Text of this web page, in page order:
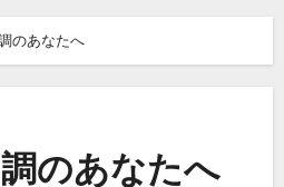
のあなたへ
のあなたへ